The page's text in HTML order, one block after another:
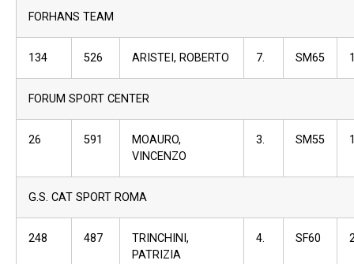
FORHANS TEAM
134 526 ARISTEI, ROBERTO 7. SM65
FORUM SPORT CENTER
26 591
MOAURO,
VINCENZO
3. SM55
G.S. CAT SPORT ROMA
248 487
TRINCHINI,
PATRIZIA
4. SF60